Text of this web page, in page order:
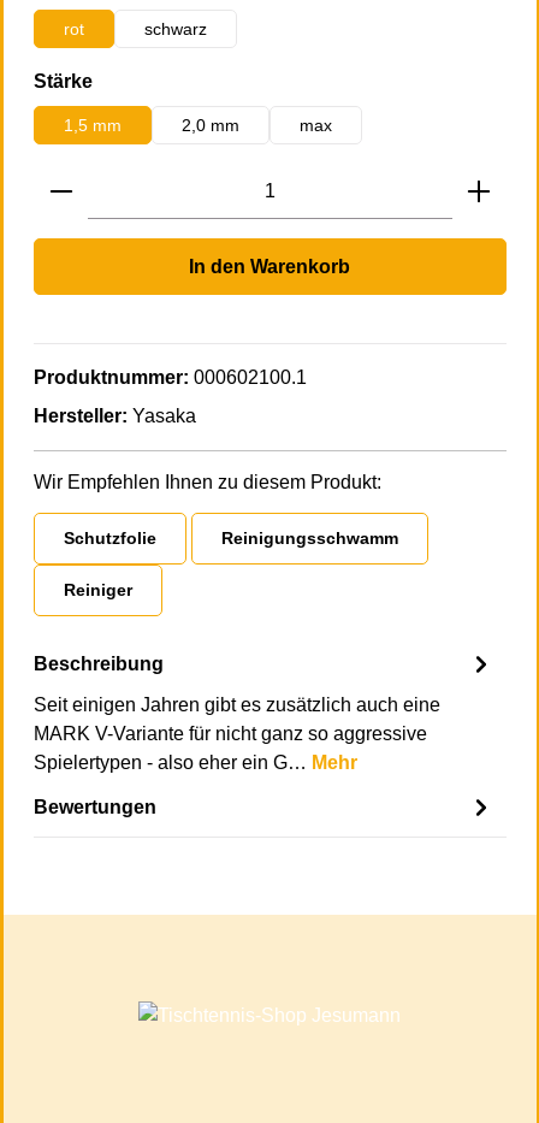
rot schwarz
Stärkeauswählen
1,5 mm 2,0 mm max
Produkt Anzahl: Gib den gewünschten
In den Warenkorb
Produktnummer: 000602100.1
Hersteller: Yasaka
Wir Empfehlen Ihnen zu diesem Produkt:
Schutzfolie Reinigungsschwamm
Reiniger
Beschreibung
Seit einigen Jahren gibt es zusätzlich auch eine
MARK V-Variante für nicht ganz so aggressive
Spielertypen - also eher ein G… Mehr
Bewertungen